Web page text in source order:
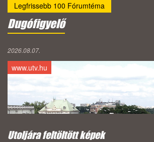
Legfrissebb 100 Fórumtéma
Dugófigyelő
2026.08.07.
www.utv.hu
Utoljára feltöltött képek